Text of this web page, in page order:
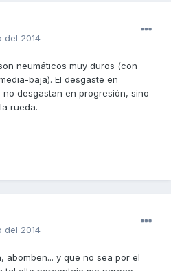
del 2014
neumáticos muy duros (con
baja). El desgaste en
desgastan en progresión, sino
rueda.
del 2014
abomben... y que no sea por el